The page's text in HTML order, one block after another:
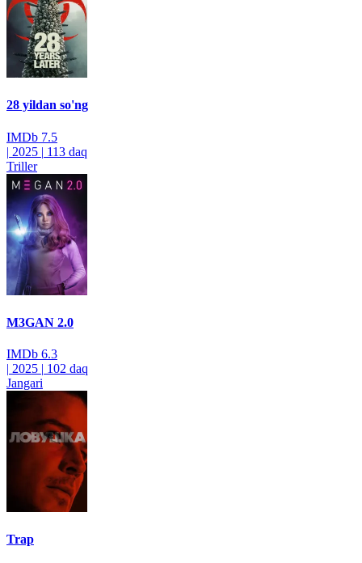
28 yildan so'ng
IMDb 7.5
| 2025 | 113 daq
Triller
M3GAN 2.0
IMDb 6.3
| 2025 | 102 daq
Jangari
Trap